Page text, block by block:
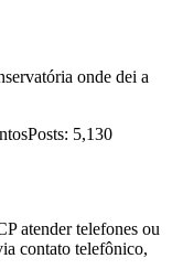
onde dei a
Posts: 5,130
atender telefones ou
contato telefônico,